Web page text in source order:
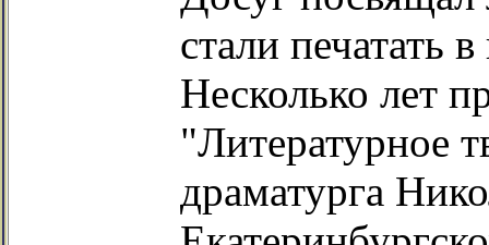
стали печатать
Несколько лет
"Литературное
драматурга